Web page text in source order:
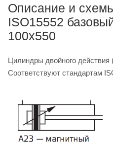
Описание и
ISO15552
100x550
Цилиндры двойного
Соответствуют стандартам